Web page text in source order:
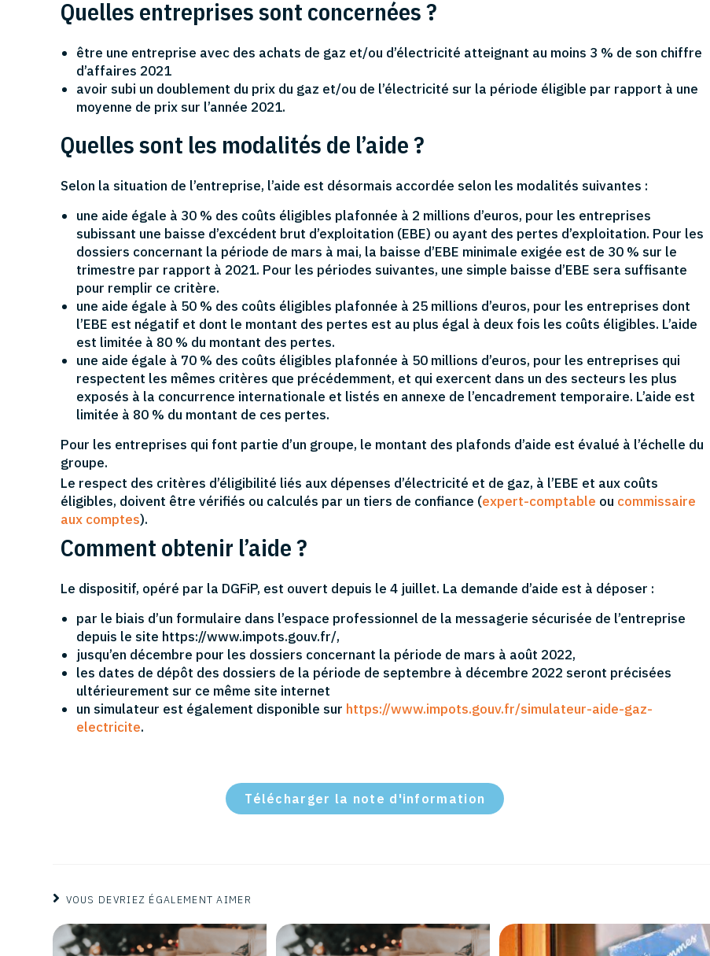
Quelles entreprises sont concernées ?
être une entreprise avec des achats de gaz et/ou d’électricité atteignant au moins 3 % de son chiffre
d’affaires 2021
avoir subi un doublement du prix du gaz et/ou de l’électricité sur la période éligible par rapport à une
moyenne de prix sur l’année 2021.
Quelles sont les modalités de l’aide ?
Selon la situation de l’entreprise, l’aide est désormais accordée selon les modalités suivantes :
une aide égale à 30 % des coûts éligibles plafonnée à 2 millions d’euros, pour les entreprises
subissant une baisse d’excédent brut d’exploitation (EBE) ou ayant des pertes d’exploitation. Pour les
dossiers concernant la période de mars à mai, la baisse d’EBE minimale exigée est de 30 % sur le
trimestre par rapport à 2021. Pour les périodes suivantes, une simple baisse d’EBE sera suffisante
pour remplir ce critère.
une aide égale à 50 % des coûts éligibles plafonnée à 25 millions d’euros, pour les entreprises dont
l’EBE est négatif et dont le montant des pertes est au plus égal à deux fois les coûts éligibles. L’aide
est limitée à 80 % du montant des pertes.
une aide égale à 70 % des coûts éligibles plafonnée à 50 millions d’euros, pour les entreprises qui
respectent les mêmes critères que précédemment, et qui exercent dans un des secteurs les plus
exposés à la concurrence internationale et listés en annexe de l’encadrement temporaire. L’aide est
limitée à 80 % du montant de ces pertes.
Pour les entreprises qui font partie d’un groupe, le montant des plafonds d’aide est évalué à l’échelle du
groupe.
Le respect des critères d’éligibilité liés aux dépenses d’électricité et de gaz, à l’EBE et aux coûts
éligibles, doivent être vérifiés ou calculés par un tiers de confiance (expert-comptable ou commissaire
aux comptes).
Comment obtenir l’aide ?
Le dispositif, opéré par la DGFiP, est ouvert depuis le 4 juillet. La demande d’aide est à déposer :
par le biais d’un formulaire dans l’espace professionnel de la messagerie sécurisée de l’entreprise
depuis le site https://www.impots.gouv.fr/,
jusqu’en décembre pour les dossiers concernant la période de mars à août 2022,
les dates de dépôt des dossiers de la période de septembre à décembre 2022 seront précisées
ultérieurement sur ce même site internet
un simulateur est également disponible sur https://www.impots.gouv.fr/simulateur-aide-gaz-
electricite.
Télécharger la note d'information
VOUS DEVRIEZ ÉGALEMENT AIMER